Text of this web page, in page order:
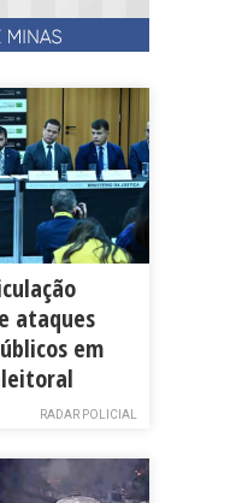
ataques
em
RADAR POLICIAL